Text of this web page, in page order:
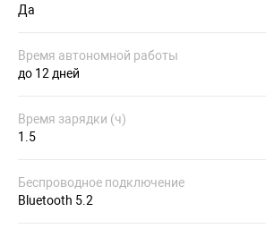
Да
Время автономной работы
до 12 дней
Время зарядки (ч)
1.5
Беспроводное подключение
Bluetooth 5.2